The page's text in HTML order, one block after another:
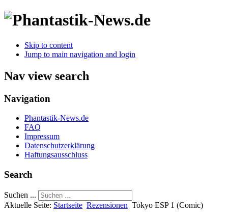
Skip to content
Jump to main navigation and login
Nav view search
Navigation
Phantastik-News.de
FAQ
Impressum
Datenschutzerklärung
Haftungsausschluss
Search
Suchen ...
Aktuelle Seite: Startseite Rezensionen Tokyo ESP 1 (Comic)